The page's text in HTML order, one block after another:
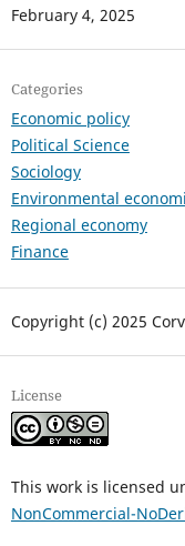
February 4, 2025
Categories
Economic policy
Political Science
Sociology
Environmental
Regional economy
Finance
Copyright (c) 2025
License
This work is licensed
NonCommercial-